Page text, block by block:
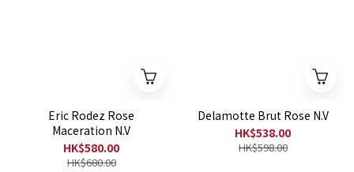
Eric Rodez Rose
Maceration N.V
HK$580.00
HK$680.00
Delamotte Brut Rose N.V
HK$538.00
HK$598.00